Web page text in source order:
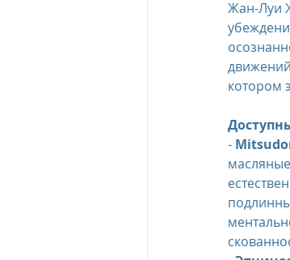
Жан-Луи
котором
-